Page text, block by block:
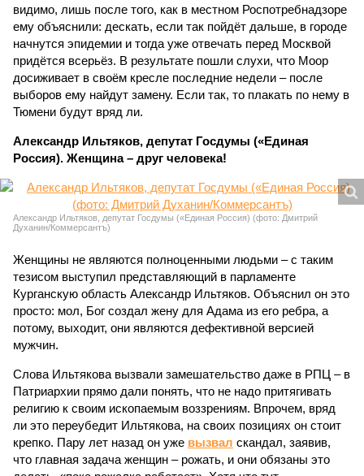
видимо, лишь после того, как в местном Роспотребнадзоре
ему объяснили: дескать, если так пойдёт дальше, в городе
начнутся эпидемии и тогда уже отвечать перед Москвой
придётся всерьёз. В результате пошли слухи, что Моор
досиживает в своём кресле последние недели – после
выборов ему найдут замену. Если так, то плакать по нему в
Тюмени будут вряд ли.
Александр Ильтяков, депутат Госдумы («Единая
Россия). Женщина – друг человека!
Александр Ильтяков, депутат Госдумы («Единая Россия) (фото: Дмитрий
Духанин/Коммерсантъ)
Женщины не являются полноценными людьми – с таким
тезисом выступил представляющий в парламенте
Курганскую область Александр Ильтяков. Объяснил он это
просто: мол, Бог создал жену для Адама из его ребра, а
потому, выходит, они являются дефективной версией
мужчин.
Слова Ильтякова вызвали замешательство даже в РПЦ – в
Патриархии прямо дали понять, что не надо притягивать
религию к своим ископаемым воззрениям. Впрочем, вряд
ли это переубедит Ильтякова, на своих позициях он стоит
крепко. Пару лет назад он уже вызвал скандал, заявив,
что главная задача женщин – рожать, и они обязаны это